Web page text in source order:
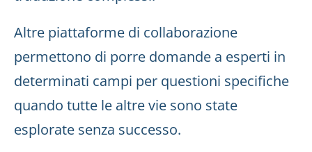
Altre piattaforme di collaborazione
permettono di porre domande a esperti in
determinati campi per questioni specifiche
quando tutte le altre vie sono state
esplorate senza successo.